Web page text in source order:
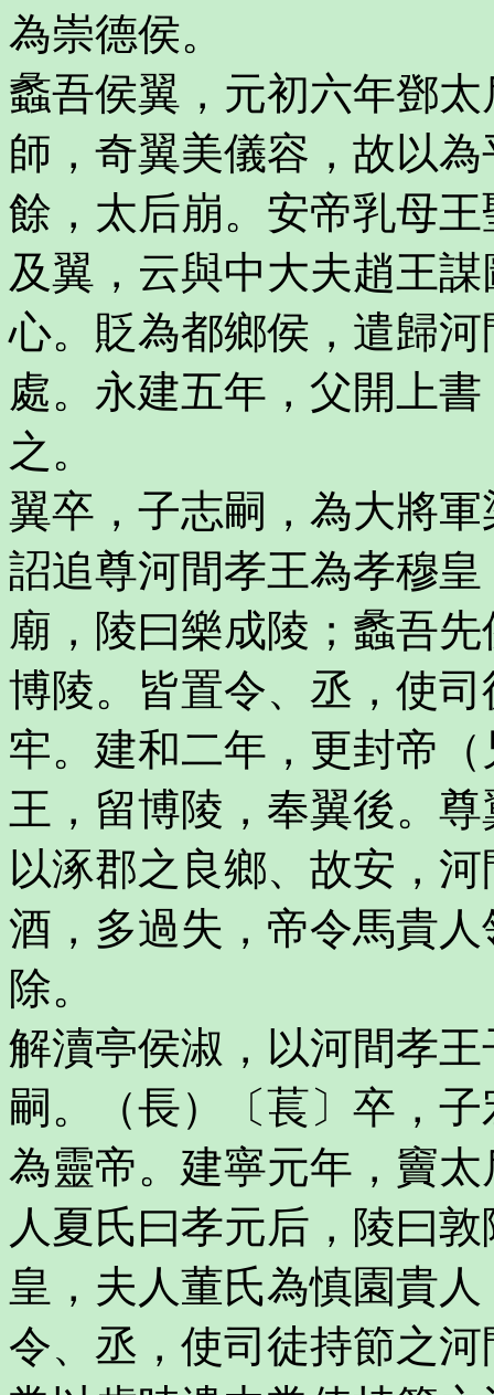
為崇德侯。
蠡吾侯翼，元初六年鄧
師，奇翼美儀容，故以
餘，太后崩。安帝乳母
及翼，云與中大夫趙王
心。貶為都鄉侯，遣歸
處。永建五年，父開上
之。
翼卒，子志嗣，為大將
詔追尊河間孝王為孝穆
廟，陵曰樂成陵；蠡吾
博陵。皆置令、丞，使
牢。建和二年，更封帝
王，留博陵，奉翼後。
以涿郡之良鄉、故安，
酒，多過失，帝令馬貴
除。
解瀆亭侯淑，以河間孝
嗣。（長）〔萇〕卒，
為靈帝。建寧元年，竇
人夏氏曰孝元后，陵曰
皇，夫人董氏為慎園貴
令、丞，使司徒持節之